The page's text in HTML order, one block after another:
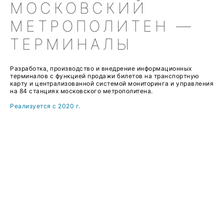
МОСКОВСКИЙ
МЕТРОПОЛИТЕН —
ТЕРМИНАЛЫ
Разработка, производство и внедрение информационных
терминалов с функцией продажи билетов на транспортную
карту и централизованной системой мониторинга и управления
на 84 станциях московского метрополитена.
Реализуется с 2020 г.